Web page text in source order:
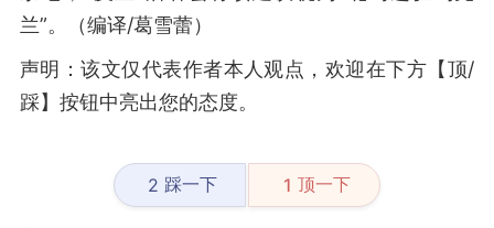
兰”。（编译/葛雪蕾）
声明：该文仅代表作者本人观点，欢迎在下方【顶/
踩】按钮中亮出您的态度。
2 踩一下 1 顶一下